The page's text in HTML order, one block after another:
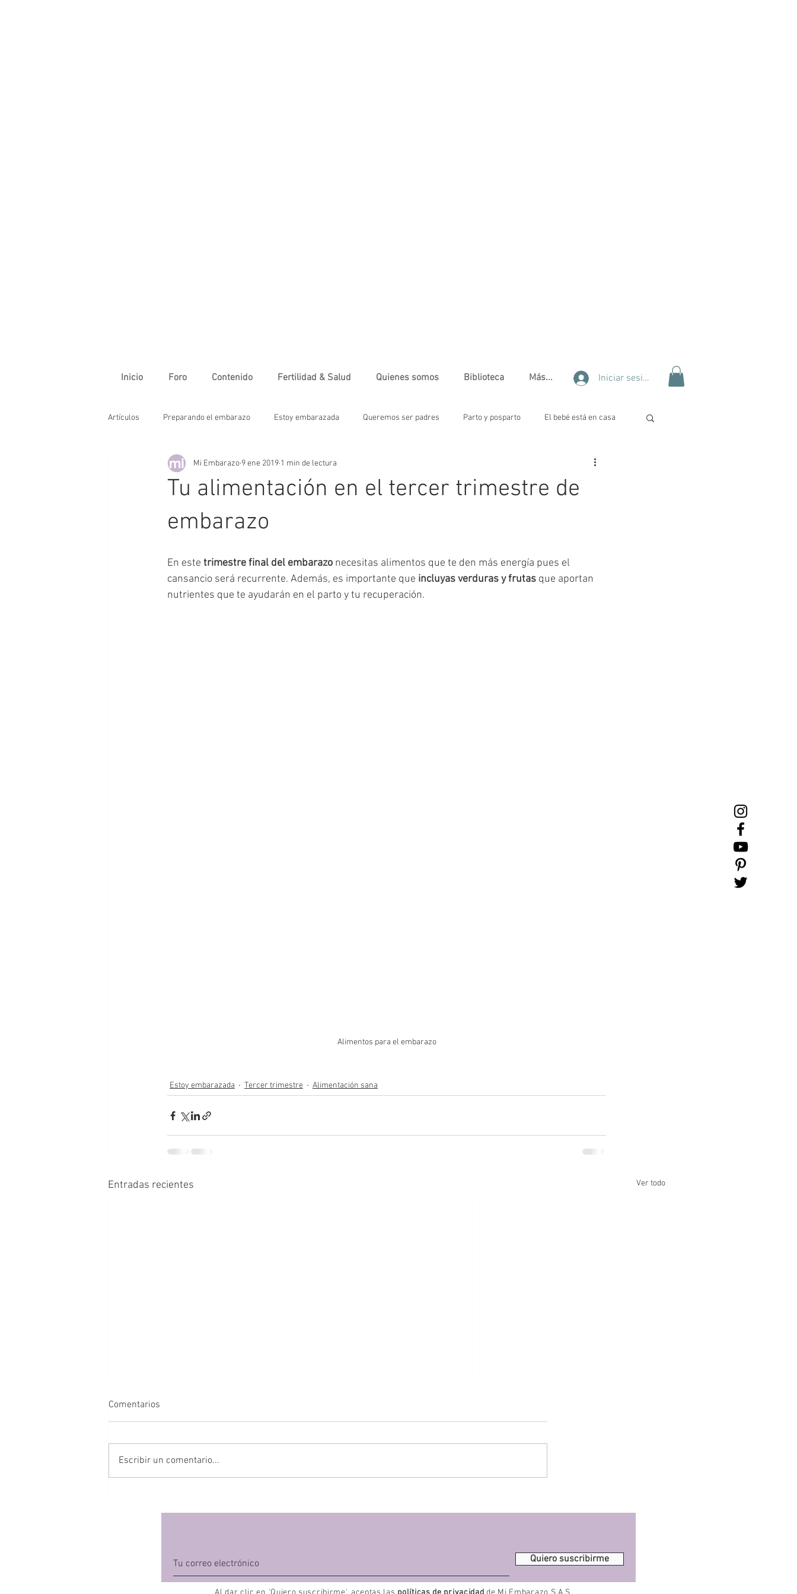
Inicio Foro Contenido Fertilidad & Salud Quienes somos Biblioteca Más... Iniciar sesión
Artículos Preparando el embarazo Estoy embarazada Queremos ser padres Parto y posparto El bebé está en casa
La vida en familia Primer trimestre Moda Tips de belleza
Lactancia materna Vacaciones Youtube Paternidad Crianza afectiva Tamizaje Estimulación temprana
Tu alimentación en el tercer trimestre de
embarazo
Mi Embarazo 9 ene 2019 1 min de lectura
En este trimestre final del embarazo necesitas alimentos que te den más energía pues el
cansancio será recurrente. Además, es importante que incluyas verduras y frutas que aportan
nutrientes que te ayudarán en el parto y tu recuperación.
Alimentos para el embarazo
Estoy embarazada Tercer trimestre Alimentación sana
Entradas recientes Ver todo
Comentarios
Escribir un comentario...
Quiero suscribirme